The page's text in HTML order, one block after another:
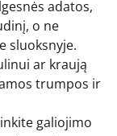
adatos,
o ne
sluoksnyje.
ar kraują
trumpos ir
galiojimo